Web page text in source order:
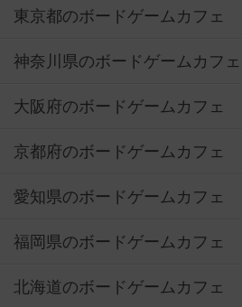
東京都のボードゲームカフェ
神奈川県のボードゲームカフェ
大阪府のボードゲームカフェ
京都府のボードゲームカフェ
愛知県のボードゲームカフェ
福岡県のボードゲームカフェ
北海道のボードゲームカフェ